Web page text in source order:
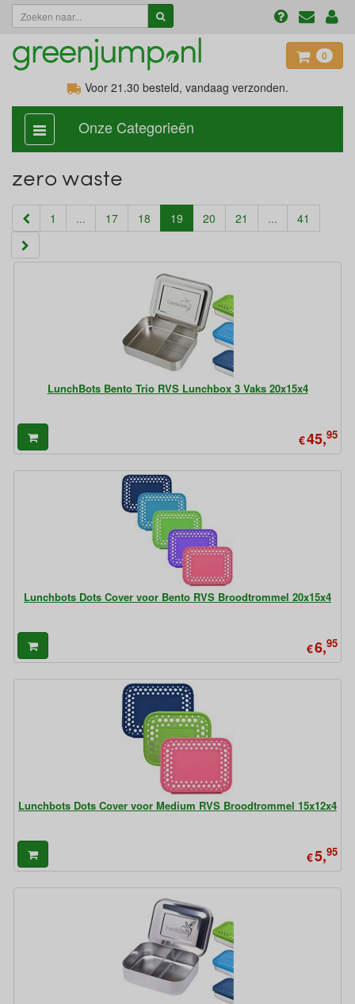
0
Voor 21.30 besteld, vandaag verzonden.
categorie
aan,
Onze Categorieën
zero waste
1 ... 17 18 19 (current)
20 21 ... 41
LunchBots Bento Trio RVS Lunchbox 3 Vaks 20x15x4
€45,95
Lunchbots Dots Cover voor Bento RVS Broodtrommel 20x15x4
€6,95
Lunchbots Dots Cover voor Medium RVS Broodtrommel 15x12x4
€5,95